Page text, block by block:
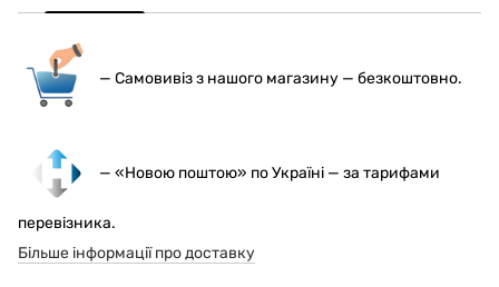
— Самовивіз з нашого магазину — безкоштовно.
— «Новою поштою» по Україні — за тарифами
перевізника.
Більше інформації про доставку